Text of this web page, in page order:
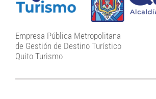
Empresa Pública Metropolitana
de Gestión de Destino Turístico
Quito Turismo